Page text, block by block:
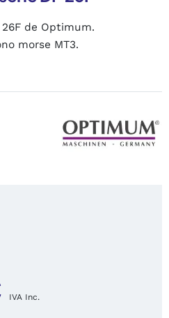
de Optimum.
morse MT3.
IVA Inc.